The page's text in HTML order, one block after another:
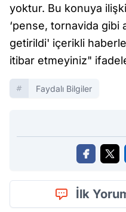
yoktur. Bu konuya
‘pense, tornavida gibi
getirildi' içerikli
itibar etmeyiniz"
Faydalı Bilgiler
İlk